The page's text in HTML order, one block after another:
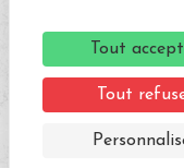
+
Tout
Tout